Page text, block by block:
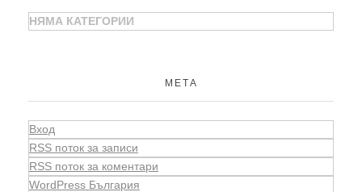
НЯМА КАТЕГОРИИ
МЕТА
Вход
RSS поток за записи
RSS поток за коментари
WordPress България